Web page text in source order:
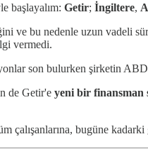
başlayalım: Getir; İngiltere,
ve bu nedenle uzun vadeli
vermedi.
son bulurken şirketin
de Getir'e yeni bir finansman
bugüne